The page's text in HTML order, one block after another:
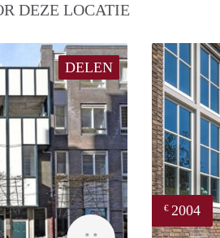
DEZE LOCATIE
DELEN
rent
€ 2004